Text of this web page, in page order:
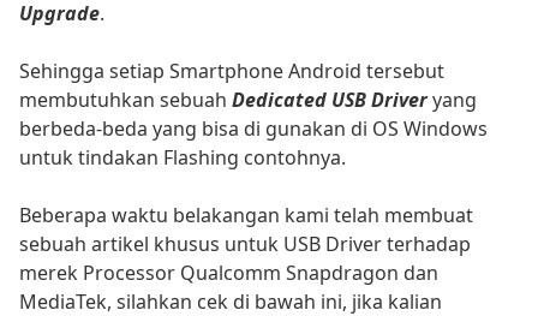
Upgrade.
Sehingga setiap Smartphone Android tersebut
membutuhkan sebuah Dedicated USB Driveryang
berbeda-beda yang bisa di gunakan di OS Windows
untuk tindakan Flashing contohnya.
Beberapa waktu belakangan kami telah membuat
sebuah artikel khusus untuk USB Driver terhadap
merek Processor Qualcomm Snapdragon dan
MediaTek, silahkan cek di bawah ini, jika kalian